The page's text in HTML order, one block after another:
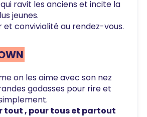
ravit les anciens et incite la
jeunes.
et convivialité au rendez-vous.
on les aime avec son nez
godasses pour rire et
tout , pour tous et partout